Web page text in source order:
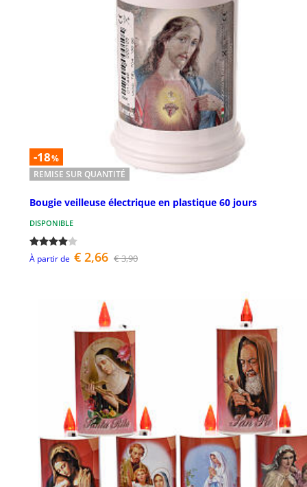
-18%
REMISE SUR QUANTITÉ
Bougie veilleuse électrique en plastique 60 jours
DISPONIBLE
À partir de € 2,66 € 3,90